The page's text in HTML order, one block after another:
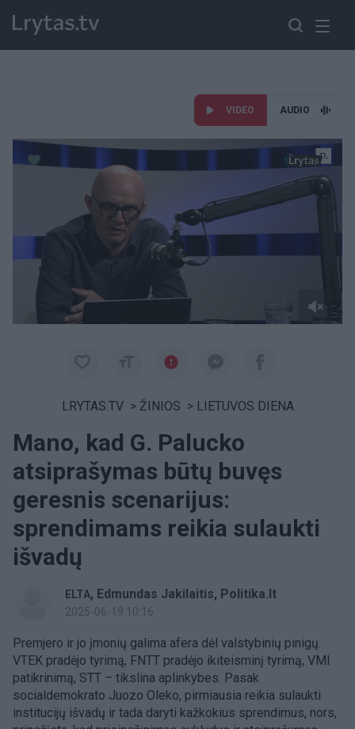
VIDEO AUDIO
LRYTAS.TV > ŽINIOS > LIETUVOS DIENA
Mano, kad G. Palucko
atsiprašymas būtų buvęs
geresnis scenarijus:
sprendimams reikia sulaukti
išvadų
ELTA, Edmundas Jakilaitis, Politika.lt
2025-06-19 10:16
Premjero ir jo įmonių galima afera dėl valstybinių pinigų.
VTEK pradėjo tyrimą, FNTT pradėjo ikiteisminį tyrimą, VMI
patikrinimą, STT – tikslina aplinkybes. Pasak
socialdemokrato Juozo Oleko, pirmiausia reikia sulaukti
institucijų išvadų ir tada daryti kažkokius sprendimus, nors,